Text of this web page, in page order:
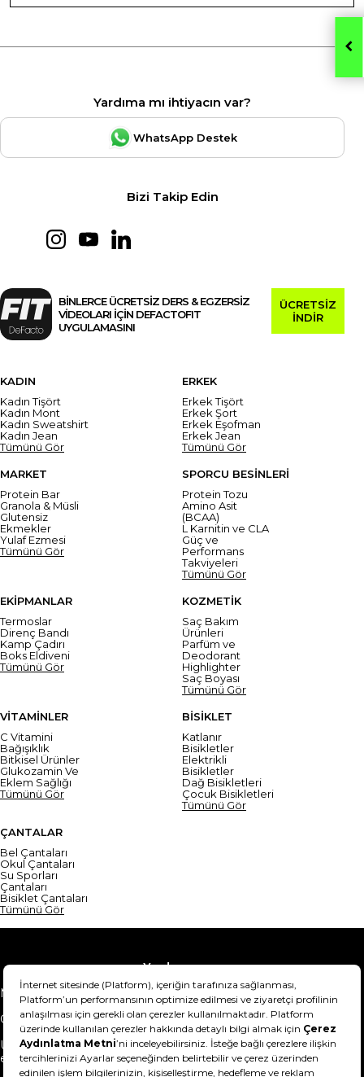
Yardıma mı ihtiyacın var?
WhatsApp Destek
Bizi Takip Edin
BİNLERCE ÜCRETSİZ DERS & EGZERSİZ
VİDEOLARI İÇİN DEFACTOFIT
UYGULAMASINI
ÜCRETSİZ
İNDİR
KADIN
Kadın Tişört
Kadın Mont
Kadın Sweatshirt
Kadın Jean
Tümünü Gör
ERKEK
Erkek Tişört
Erkek Şort
Erkek Eşofman
Erkek Jean
Tümünü Gör
MARKET
Protein Bar
Granola & Müsli
Glutensiz
Ekmekler
Yulaf Ezmesi
Tümünü Gör
SPORCU BESİNLERİ
Protein Tozu
Amino Asit
(BCAA)
L Karnitin ve CLA
Güç ve
Performans
Takviyeleri
Tümünü Gör
EKİPMANLAR
Termoslar
Direnç Bandı
Kamp Çadırı
Boks Eldiveni
Tümünü Gör
KOZMETİK
Saç Bakım
Ürünleri
Parfüm ve
Deodorant
Highlighter
Saç Boyası
Tümünü Gör
VİTAMİNLER
C Vitamini
Bağışıklık
Bitkisel Ürünler
Glukozamin Ve
Eklem Sağlığı
Tümünü Gör
BİSİKLET
Katlanır
Bisikletler
Elektrikli
Bisikletler
Dağ Bisikletleri
Çocuk Bisikletleri
Tümünü Gör
ÇANTALAR
Bel Çantaları
Okul Çantaları
Su Sporları
Çantaları
Bisiklet Çantaları
Tümünü Gör
Yardım
Mesafeli Satış Sözleşmesi
Teslimat Bilgisi
Gizlilik Sözleşmesi
Şartlar & Koşullar
Ürünümü nasıl iade
edebilirim?
Hakkımızda